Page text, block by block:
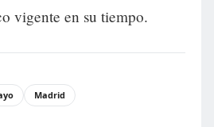
vigente en su tiempo.
Madrid